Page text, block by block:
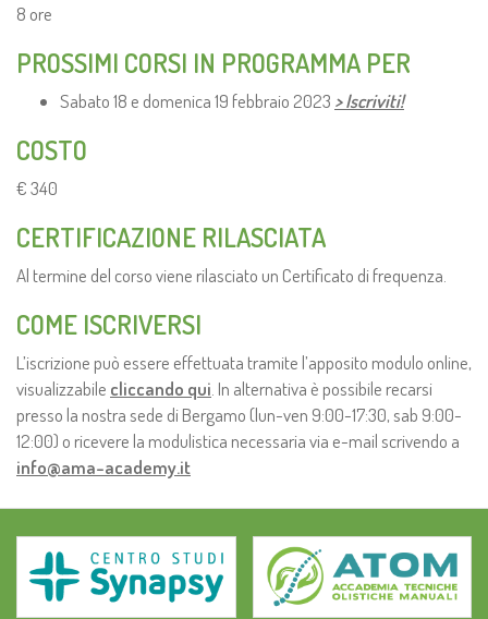
8 ore
PROSSIMI CORSI IN PROGRAMMA PER
Sabato 18 e domenica 19 febbraio 2023 > Iscriviti!
COSTO
€ 340
CERTIFICAZIONE RILASCIATA
Al termine del corso viene rilasciato un Certificato di frequenza.
COME ISCRIVERSI
L’iscrizione può essere effettuata tramite l’apposito modulo online,
visualizzabile cliccando qui . In alternativa è possibile recarsi
presso la nostra sede di Bergamo (lun-ven 9:00-17:30, sab 9:00-
12:00) o ricevere la modulistica necessaria via e-mail scrivendo a
info@ama-academy.it